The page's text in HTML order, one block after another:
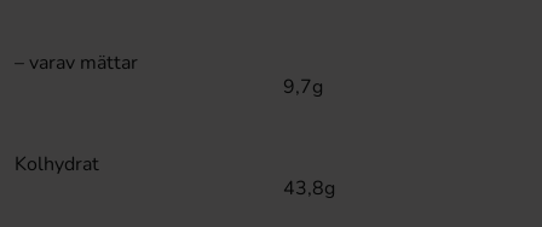
– varav mättar
9,7g
Kolhydrat
43,8g